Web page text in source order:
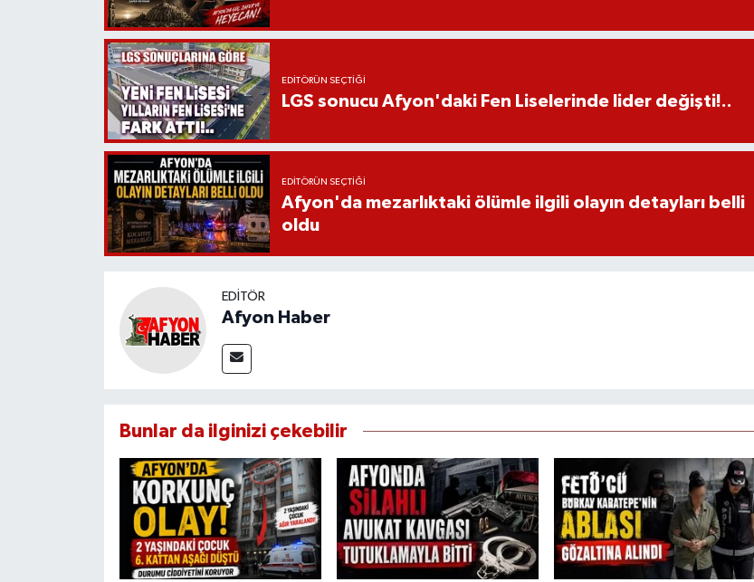
EDITÖRÜN SEÇTIĞI
LGS sonucu Afyon'daki Fen Liselerinde lider değişti!..
EDITÖRÜN SEÇTIĞI
Afyon'da mezarlıktaki ölümle ilgili olayın detayları belli
oldu
EDITÖR
Afyon Haber
Bunlar da ilginizi çekebilir